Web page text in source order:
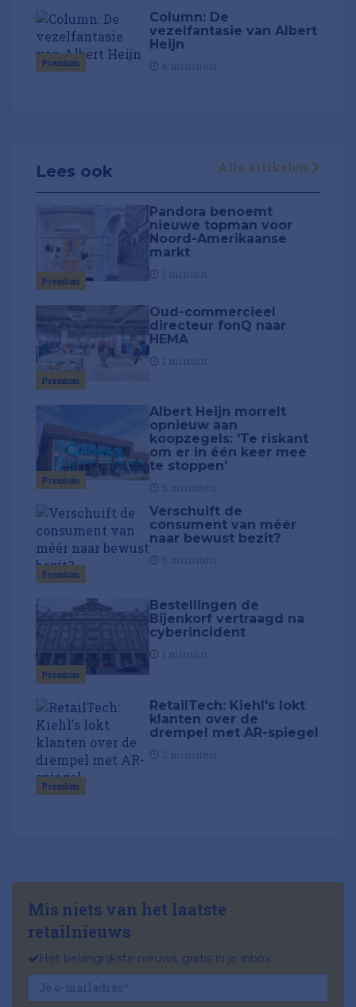
Premium
Column: De
vezelfantasie van Albert
Heijn
Lees ook Alle artikelen
Premium
Pandora benoemt
nieuwe topman voor
Noord-Amerikaanse
markt
Premium
Oud-commercieel
directeur fonQ naar
HEMA
Premium
Albert Heijn morrelt
opnieuw aan
koopzegels: 'Te riskant
om er in één keer mee
te stoppen'
Premium
Verschuift de
consument van méér
naar bewust bezit?
Premium
Bestellingen de
Bijenkorf vertraagd na
cyberincident
Premium
RetailTech: Kiehl's lokt
klanten over de
drempel met AR-spiegel
Mis niets van het laatste
retailnieuws
Het belangrijkste nieuws, gratis in je inbox